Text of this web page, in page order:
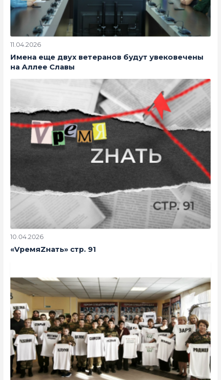
11.04.2026
Имена еще двух ветеранов будут увековечены
на Аллее Славы
10.04.2026
«VремяZнать» стр. 91